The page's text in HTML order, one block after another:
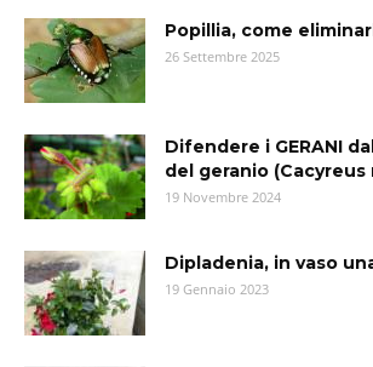
Popillia, come
26 Settembre 2025
Difendere i GERANI
del geranio (Cacyreus
19 Novembre 2024
Dipladenia, in vaso
19 Gennaio 2023